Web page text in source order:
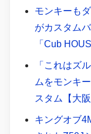
モンキーも
がカスタム
「Cub
「これはズ
ムをモンキ
スタム【大
キングオブ